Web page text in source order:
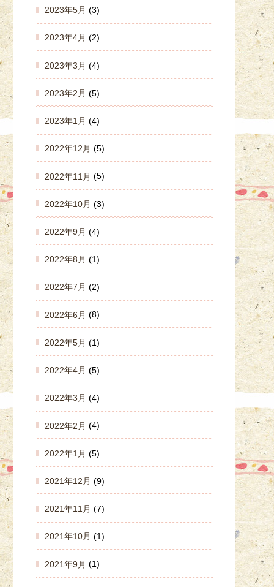
2023年5月 (3)
2023年4月 (2)
2023年3月 (4)
2023年2月 (5)
2023年1月 (4)
2022年12月 (5)
2022年11月 (5)
2022年10月 (3)
2022年9月 (4)
2022年8月 (1)
2022年7月 (2)
2022年6月 (8)
2022年5月 (1)
2022年4月 (5)
2022年3月 (4)
2022年2月 (4)
2022年1月 (5)
2021年12月 (9)
2021年11月 (7)
2021年10月 (1)
2021年9月 (1)